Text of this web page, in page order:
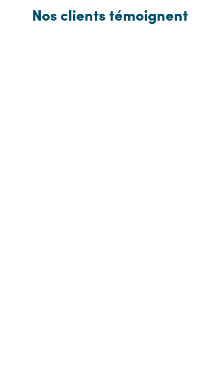
Nos clients témoignent